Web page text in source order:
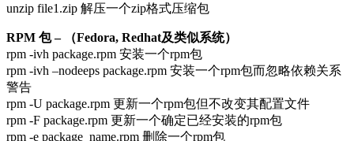
unzip file1.zip 解压一个zip格式压缩包
RPM 包 – （Fedora, Redhat及类似系统）
rpm -ivh package.rpm 安装一个rpm包
rpm -ivh –nodeeps package.rpm 安装一个rpm包而忽略依赖关系
警告
rpm -U package.rpm 更新一个rpm包但不改变其配置文件
rpm -F package.rpm 更新一个确定已经安装的rpm包
rpm -e package_name.rpm 删除一个rpm包